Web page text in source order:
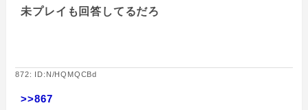
未プレイも回答してるだろ
872: ID:N/HQMQCBd
>>867